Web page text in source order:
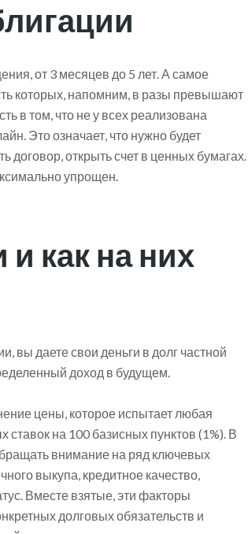
от 3 месяцев до 5 лет. А самое
которых, напомним, в разы превышают
в том, что не у всех реализована
Это означает, что нужно будет
договор, открыть счет в ценных бумагах.
упрощен.
и как на них
вы даете свои деньги в долг частной
доход в будущем.
цены, которое испытает любая
ставок на 100 базисных пунктов (1%). В
внимание на ряд ключевых
выкупа, кредитное качество,
Вместе взятые, эти факторы
долговых обязательств и